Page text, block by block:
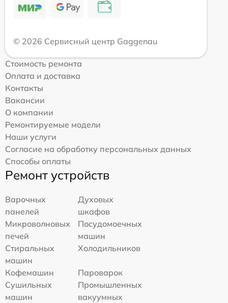
© 2026 Сервисный центр Gaggenau
Стоимость ремонта
Оплата и доставка
Контакты
Вакансии
О компании
Ремонтируемые модели
Наши услуги
Согласие на обработку персональных данных
Способы оплаты
Ремонт устройств
Варочных
панелей
Духовых
шкафов
Микроволновых
печей
Посудомоечных
машин
Стиральных
машин
Холодильников
Кофемашин
Пароварок
Сушильных
машин
Промышленных
вакуумных